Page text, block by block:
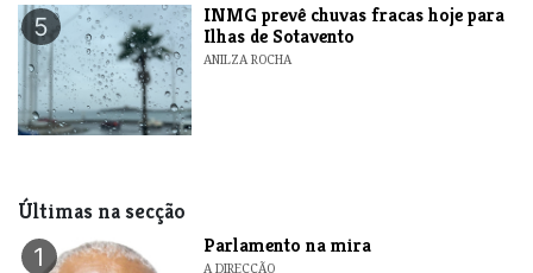
5
INMG prevê chuvas fracas hoje para
Ilhas de Sotavento
ANILZA ROCHA
Últimas na secção
1 Parlamento na mira
A DIRECÇÃO